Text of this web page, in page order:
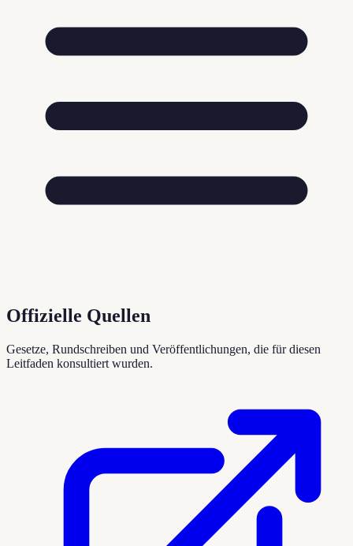
Offizielle Quellen
Gesetze, Rundschreiben und Veröffentlichungen, die für diesen
Leitfaden konsultiert wurden.